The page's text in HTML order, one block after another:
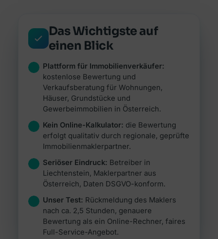
Zur Übersicht Versicherung →
Zur Übersicht Investment →
Anlegen.
Zum Ratgeber →
Zur Übersicht Ratgeber →
Das Wichtigste auf
einen Blick
Plattform für Immobilienverkäufer:
kostenlose Bewertung und
Verkaufsberatung für Wohnungen,
Häuser, Grundstücke und
Gewerbeimmobilien in Österreich.
Kein Online-Kalkulator: die Bewertung
erfolgt qualitativ durch regionale, geprüfte
Immobilienmaklerpartner.
Seriöser Eindruck: Betreiber in
Liechtenstein, Maklerpartner aus
Österreich, Daten DSGVO-konform.
Unser Test: Rückmeldung des Maklers
nach ca. 2,5 Stunden, genauere
Bewertung als ein Online-Rechner, faires
Full-Service-Angebot.